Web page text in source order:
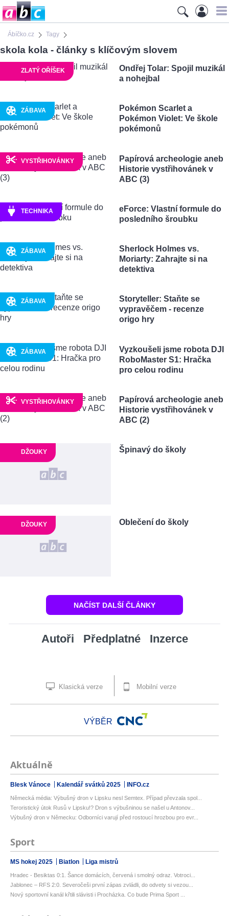
Ábíčko.cz Tagy
skola kola - články s klíčovým slovem
ZLATÝ OŘÍŠEK
Ondřej Tolar: Spojil muzikál
a nohejbal
ZÁBAVA
Pokémon Scarlet a
Pokémon Violet: Ve škole
pokémonů
VYSTŘIHOVÁNKY
Papírová archeologie aneb
Historie vystřihovánek v
ABC (3)
TECHNIKA
eForce: Vlastní formule do
posledního šroubku
ZÁBAVA
Sherlock Holmes vs.
Moriarty: Zahrajte si na
detektiva
ZÁBAVA
Storyteller: Staňte se
vypravěčem - recenze
origo hry
ZÁBAVA
Vyzkoušeli jsme robota DJI
RoboMaster S1: Hračka
pro celou rodinu
VYSTŘIHOVÁNKY
Papírová archeologie aneb
Historie vystřihovánek v
ABC (2)
DŽOUKY Špinavý do školy
DŽOUKY Oblečení do školy
NAČÍST DALŠÍ ČLÁNKY
Autoři Předplatné Inzerce
Klasická verze Mobilní verze
VÝBĚR
Aktuálně
Blesk Vánoce Kalendář svátků 2025 INFO.cz
Německá média: Výbušný dron v Lipsku nesl Semtex. Případ převzala spol...
Teroristický útok Rusů v Lipsku!? Dron s výbušninou se našel u Antonov...
Výbušný dron v Německu: Odborníci varují před rostoucí hrozbou pro evr...
Sport
MS hokej 2025 Biatlon Liga mistrů
Hradec - Besiktas 0:1. Šance domácích, červená i smolný odraz. Votroci...
Jablonec – RFS 2:0. Severočeši první zápas zvládli, do odvety si vezou...
Nový sportovní kanál křtili slávisti i Procházka. Co bude Prima Sport ...